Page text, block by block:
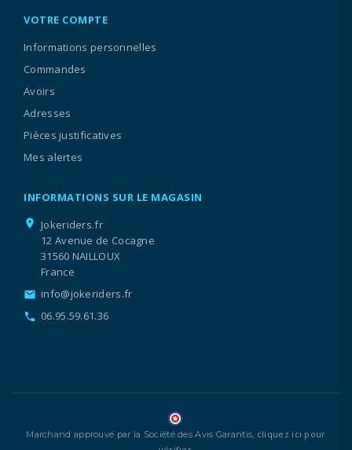
VOTRE COMPTE
Informations personnelles
Commandes
Avoirs
Adresses
Pièces justificatives
Mes alertes
INFORMATIONS SUR LE MAGASIN
location_on
Jokeriders.fr
12 Avenue de Cocagne
31560 NAILLOUX
France
email info@jokeriders.fr
call 06.95.59.61.36
Marchand approuvé par la Société des Avis Garantis, cliquez ici pour